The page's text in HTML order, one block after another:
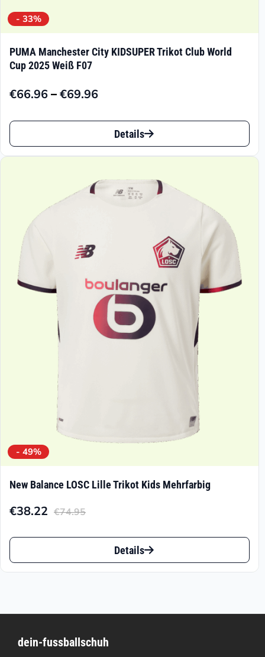
- 33%
PUMA Manchester City KIDSUPER Trikot Club World
Cup 2025 Weiß F07
€66.96–€69.96
Preisspanne:
€66.96
€69.96
Dieses
Produkt
Varianten
auf.
Die
Optionen
können
Details
- 49%
New Balance LOSC Lille Trikot Kids Mehrfarbig
€74.95
Ursprünglicher
Preis
€74.95
€38.22
Aktueller
Preis
€38.22.
Dieses
Produkt
auf.
Details
dein-fussballschuh